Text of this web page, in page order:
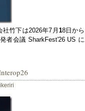
竹下は2026年7月18日か
者会議 SharkFest'26 US
ikeriri